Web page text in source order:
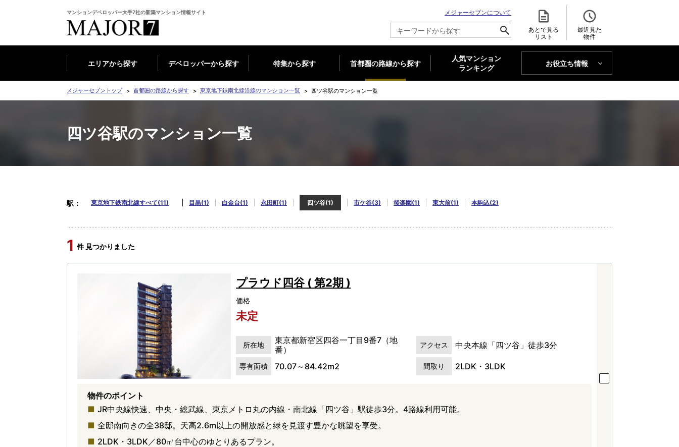
マンションデベロッパー大手7社の新築マンション情報サイト
メジャーセブンについて
あとで見る
リスト
最近見た
物件
エリアから探す デベロッパーから探す 特集から探す 首都圏の路線から探す
人気マンション
ランキング
お役立ち情報
MAJOR'S BLOG
メジャーセブントップ 首都圏の路線から探す 東京地下鉄南北線沿線のマンション一覧 四ツ谷駅のマンション一覧
四ツ谷駅のマンション一覧
駅 東京地下鉄南北線すべて(11) 目黒(1) 白金台(1) 永田町(1) 四ツ谷(1) 市ケ谷(3) 後楽園(1) 東大前(1) 本駒込(2)
1 件 見つかりました
プラウド四谷 ( 第2期 )
価格
未定
所在地
東京都新宿区四谷一丁目9番7（地
番）
アクセス 中央本線「四ツ谷」徒歩3分
専有面積 70.07～84.42m2 間取り 2LDK・3LDK
物件のポイント
JR中央線快速、中央・総武線、東京メトロ丸の内線・南北線「四ツ谷」駅徒歩3分。4路線利用可能。
全邸南向きの全38邸。天高2.6m以上の開放感と緑を見渡す豊かな眺望を享受。
2LDK・3LDK／80㎡台中心のゆとりあるプラン。